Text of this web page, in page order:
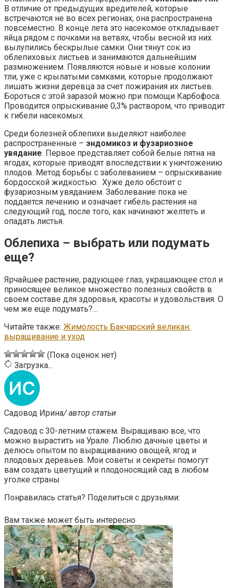
В отличие от предыдущих вредителей, которые
встречаются не во всех регионах, она распространена
повсеместно. В конце лета это насекомое откладывает
яйца рядом с почками на ветвях, чтобы весной из них
вылупились бескрылые самки. Они тянут сок из
облепиховых листьев и занимаются дальнейшим
размножением. Появляются новые и новые колонии
тли, уже с крылатыми самками, которые продолжают
лишать жизни деревца за счет пожирания их листьев.
Бороться с этой заразой можно при помощи Карбофоса.
Проводится опрыскивание 0,3% раствором, что приводит
к гибели насекомых.
Среди болезней облепихи выделяют наиболее
распространенные – эндомикоз и фузариозное
увядание. Первое представляет собой белые пятна на
ягодах, которые приводят впоследствии к уничтожению
плодов. Метод борьбы с заболеванием – опрыскивание
бордосской жидкостью. Хуже дело обстоит с
фузариозным увяданием. Заболевание пока не
поддается лечению и означает гибель растения на
следующий год, после того, как начинают желтеть и
опадать листья.
Облепиха – выбрать или подумать
еще?
Ярчайшее растение, радующее глаз, украшающее стол и
приносящее великое множество полезных свойств в
своем составе для здоровья, красоты и удовольствия. О
чем же еще подумать?…
Читайте также: Жимолость Бакчарский великан:
выращивание и уход
(Пока оценок нет)
Загрузка...
Садовод Ирина/ автор статьи
Садовод с 30-летним стажем. Выращиваю все, что
можно вырастить на Урале. Люблю дачные цветы и
делюсь опытом по выращиванию овощей, ягод и
плодовых деревьев. Мои советы и секреты помогут
вам создать цветущий и плодоносящий сад в любом
уголке страны
Понравилась статья? Поделиться с друзьями:
Вам также может быть интересно